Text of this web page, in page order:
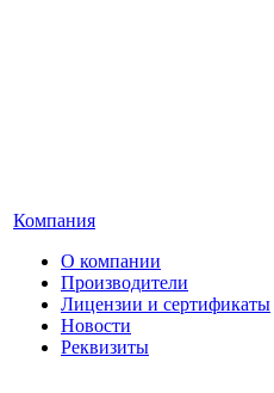
Компания
О компании
Производители
Лицензии и сертификаты
Новости
Реквизиты